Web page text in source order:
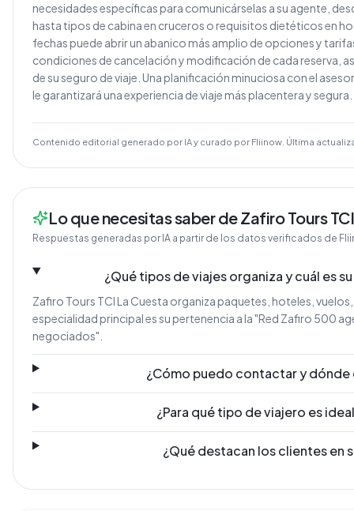
necesidades específicas para comunicárselas a su agente,
hasta tipos de cabina en cruceros o requisitos dietéticos en
fechas puede abrir un abanico más amplio de opciones y
condiciones de cancelación y modificación de cada reserva,
de su seguro de viaje. Una planificación minuciosa con el
le garantizará una experiencia de viaje más placentera y segura.
Contenido editorial generado por IA y curado por Fliinow. Última
Lo que necesitas saber de Zafiro Tours
Respuestas generadas por IA a partir de los datos verificados de
¿Qué tipos de viajes organiza y cuál es
Zafiro Tours TCI La Cuesta organiza paquetes, hoteles,
especialidad principal es su pertenencia a la "Red Zafiro 500
negociados".
¿Cómo puedo contactar y dónde
¿Para qué tipo de viajero es
¿Qué destacan los clientes en